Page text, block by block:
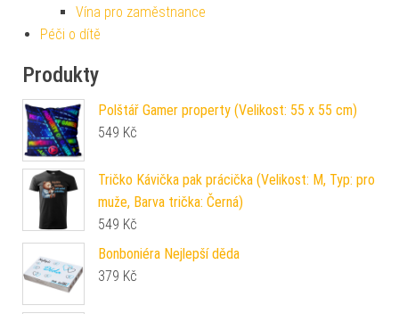
Vína pro zaměstnance
Péči o dítě
Produkty
Polštář Gamer property (Velikost: 55 x 55 cm)
549 Kč
Tričko Kávička pak prácička (Velikost: M, Typ: pro
muže, Barva trička: Černá)
549 Kč
Bonboniéra Nejlepší děda
379 Kč